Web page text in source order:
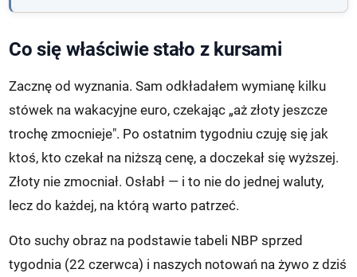
Co się właściwie stało z kursami
Zacznę od wyznania. Sam odkładałem wymianę kilku
stówek na wakacyjne euro, czekając „aż złoty jeszcze
trochę zmocnieje". Po ostatnim tygodniu czuję się jak
ktoś, kto czekał na niższą cenę, a doczekał się wyższej.
Złoty nie zmocniał. Osłabł — i to nie do jednej waluty,
lecz do każdej, na którą warto patrzeć.
Oto suchy obraz na podstawie tabeli NBP sprzed
tygodnia (22 czerwca) i naszych notowań na żywo z dziś